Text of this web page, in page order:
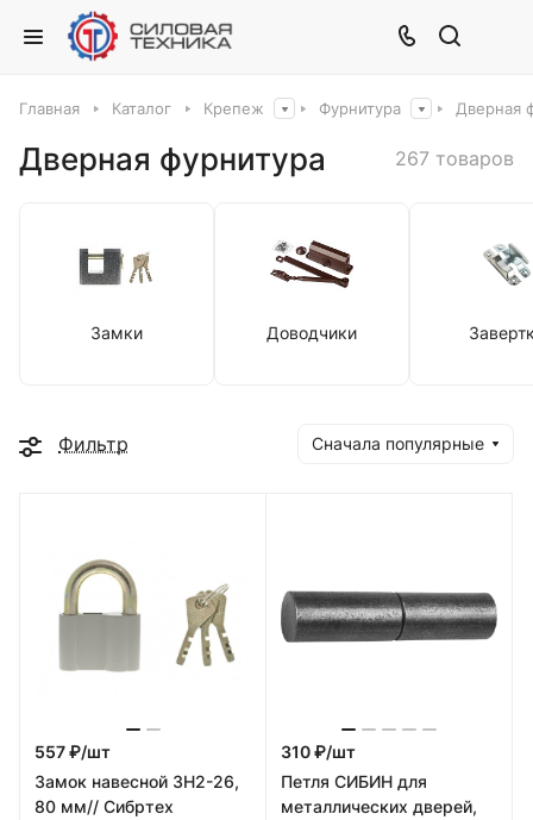
Главная Каталог Крепеж Фурнитура Дверная
Дверная фурнитура 267 товаров
Замки Доводчики
Фильтр Сначала популярные
557 ₽/шт
Замок навесной ЗН2-26,
80 мм// Сибртех
310 ₽/шт
Петля СИБИН для
металлических дверей,